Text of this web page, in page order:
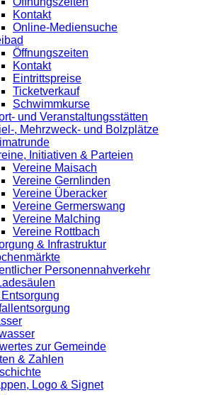
Kontakt
Online-Mediensuche
Öffnungszeiten
Kontakt
Eintrittspreise
Ticketverkauf
Schwimmkurse
und Veranstaltungsstätten
, Mehrzweck- und Bolzplätze
Initiativen & Parteien
Vereine Maisach
Vereine Gernlinden
Vereine Überacker
Vereine Germerswang
Vereine Malching
Vereine Rottbach
& Infrastruktur
Personennahverkehr
zur Gemeinde
& Zahlen
Logo & Signet